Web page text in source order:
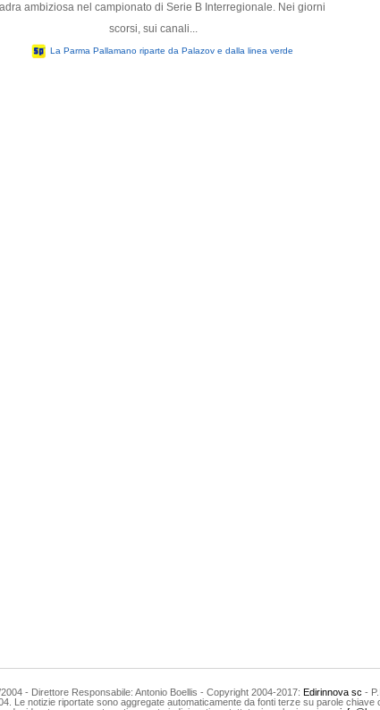
ambiziosa nel campionato di Serie B Interregionale. Nei giorni
scorsi, sui canali...
La Parma Pallamano riparte da Palazov e dalla linea verde
- Direttore Responsabile: Antonio Boellis - Copyright 2004-2017: Edirinnova sc -
Le notizie riportate sono aggregate automaticamente da fonti terze su parole chiave